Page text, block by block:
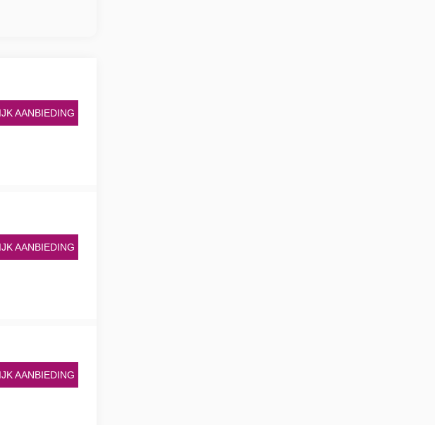
AANBIEDING
AANBIEDING
AANBIEDING